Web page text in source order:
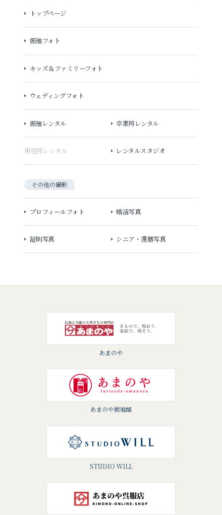
トップページ
振袖フォト
キッズ＆ファミリーフォト
ウェディングフォト
振袖レンタル 卒業袴レンタル
男性袴レンタル レンタルスタジオ
その他の撮影
プロフィールフォト 婚活写真
証明写真 シニア・還暦写真
あまのや
あまのや振袖館
STUDIO WILL